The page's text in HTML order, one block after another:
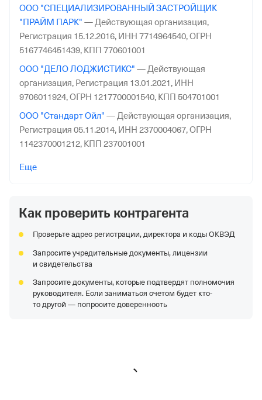
ООО "СПЕЦИАЛИЗИРОВАННЫЙ ЗАСТРОЙЩИК
"ПРАЙМ ПАРК" — Действующая организация,
Регистрация 15.12.2016, ИНН 7714964540,ОГРН
5167746451439, КПП 770601001
ООО "ДЕЛО ЛОДЖИСТИКС" — Действующая
организация, Регистрация 13.01.2021, ИНН
9706011924,ОГРН 1217700001540, КПП 504701001
ООО "Стандарт Ойл" — Действующая организация,
Регистрация 05.11.2014, ИНН 2370004067,ОГРН
1142370001212, КПП 237001001
ПАО "СЛАВНЕФТЬ-ЯНОС"
ООО "МАСТЕР-ТОРГ"—Действующая организация,
1229300082967,КПП 931101001
ООО "СВ-МЕТАЛЛ-ГРУПП"—Организация в
процессе банкротства,
6685091021,ОГРН 1156658020210,КПП 771401001
ООО "ГАЗПРОМ ТРАНСГАЗ УФА"—Действующая
Еще
Как проверить контрагента
Проверьте адрес регистрации, директора и коды ОКВЭД
Запросите учредительные документы, лицензии
и свидетельства
Запросите документы, которые подтвердят полномочия
руководителя. Если заниматься счетом будет кто-
то другой — попросите доверенность